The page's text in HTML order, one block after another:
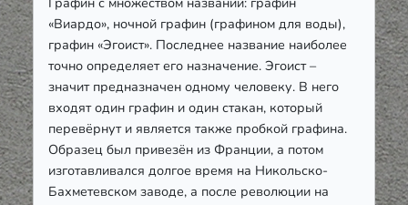
«Виардо», ночной графин (графином для воды),
графин «Эгоист». Последнее название наиболее
точно определяет его назначение. Эгоист –
значит предназначен одному человеку. В него
входят один графин и один стакан, который
перевёрнут и является также пробкой графина.
Образец был привезён из Франции, а потом
изготавливался долгое время на Никольско-
Бахметевском заводе, а после революции на